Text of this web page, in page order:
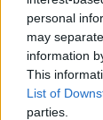
personal
may
information
This
List of
parties.
Prezydent
gęby
niż odrzuca.
Nawrocki
RP. Rząd nie
szyki i
Sprawdziliśmy,